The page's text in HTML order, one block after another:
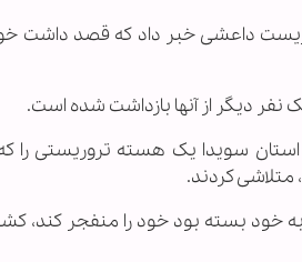
داعشی خبر داد که قصد داشت
نفر دیگر از آنها بازداشت شده است.
سویدا یک هسته تروریستی را
متلاشی کردند.
خود بسته بود خود را منفجر کند،